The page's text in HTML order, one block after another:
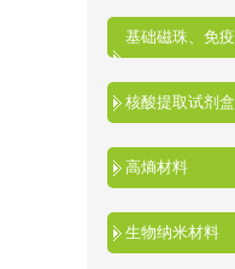
基础磁珠、免
磁珠、核酸提
核酸提取试剂盒
高熵材料
生物纳米材料